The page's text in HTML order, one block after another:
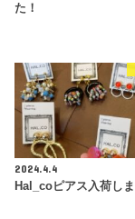
た！
2024.4.4
Hal_coピアス入荷しま